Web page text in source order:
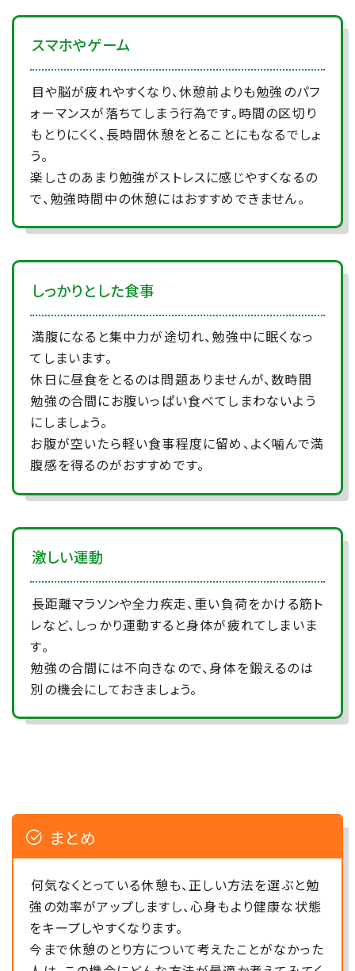
スマホやゲーム
目や脳が疲れやすくなり、休憩前よりも勉強のパフ
ォーマンスが落ちてしまう行為です。時間の区切り
もとりにくく、長時間休憩をとることにもなるでしょ
う。
楽しさのあまり勉強がストレスに感じやすくなるの
で、勉強時間中の休憩にはおすすめできません。
しっかりとした食事
満腹になると集中力が途切れ、勉強中に眠くなっ
てしまいます。
休日に昼食をとるのは問題ありませんが、数時間
勉強の合間にお腹いっぱい食べてしまわないよう
にしましょう。
お腹が空いたら軽い食事程度に留め、よく噛んで満
腹感を得るのがおすすめです。
激しい運動
長距離マラソンや全力疾走、重い負荷をかける筋ト
レなど、しっかり運動すると身体が疲れてしまいま
す。
勉強の合間には不向きなので、身体を鍛えるのは
別の機会にしておきましょう。
まとめ
何気なくとっている休憩も、正しい方法を選ぶと勉
強の効率がアップしますし、心身もより健康な状態
をキープしやすくなります。
今まで休憩のとり方について考えたことがなかった